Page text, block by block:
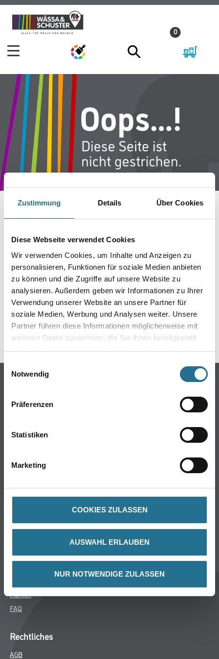
Zustimmung Details Über Cookies
Diese Webseite verwendet Cookies
Wir verwenden Cookies, um Inhalte und Anzeigen zu
personalisieren, Funktionen für soziale Medien anbieten
zu können und die Zugriffe auf unsere Website zu
analysieren. Außerdem geben wir Informationen zu Ihrer
Verwendung unserer Website an unsere Partner für
soziale Medien, Werbung und Analysen weiter. Unsere
Partner führen diese Informationen möglicherweise mit
weiteren Daten zusammen, die Sie ihnen bereitgestellt
haben oder die sie im Rahmen Ihrer Nutzung der Dienste
Einwilligungsauswahl
Notwendig
Präferenzen
Statistiken
Marketing
COOKIES ZULASSEN
AUSWAHL ERLAUBEN
NUR NOTWENDIGE ZULASSEN
Zum
Inhalt
Zum
Navigationsmenü
0
IST AUFGETRETEN
Keine Sorge, wir pinseln schon an der Lösung und
werden das Problem so schnell wie möglich beheben.
Erkunden Sie in der Zwischenzeit unseren Online-Shop
und lassen Sie sich inspirieren.
ZURÜCK ZUM ONLINE-SHOP
Online-Shop
Putze- und Spachtelmassen
Wand- & Deckenbeläge
CMS Gruppe
Aktuelles
Marken
FAQ
Rechtliches
AGB